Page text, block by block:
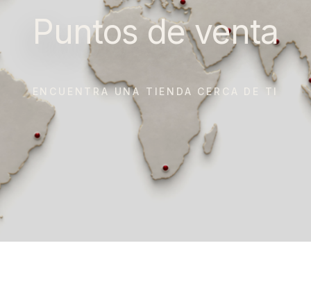
Puntos de venta
ENCUENTRA UNA TIENDA CERCA DE TI